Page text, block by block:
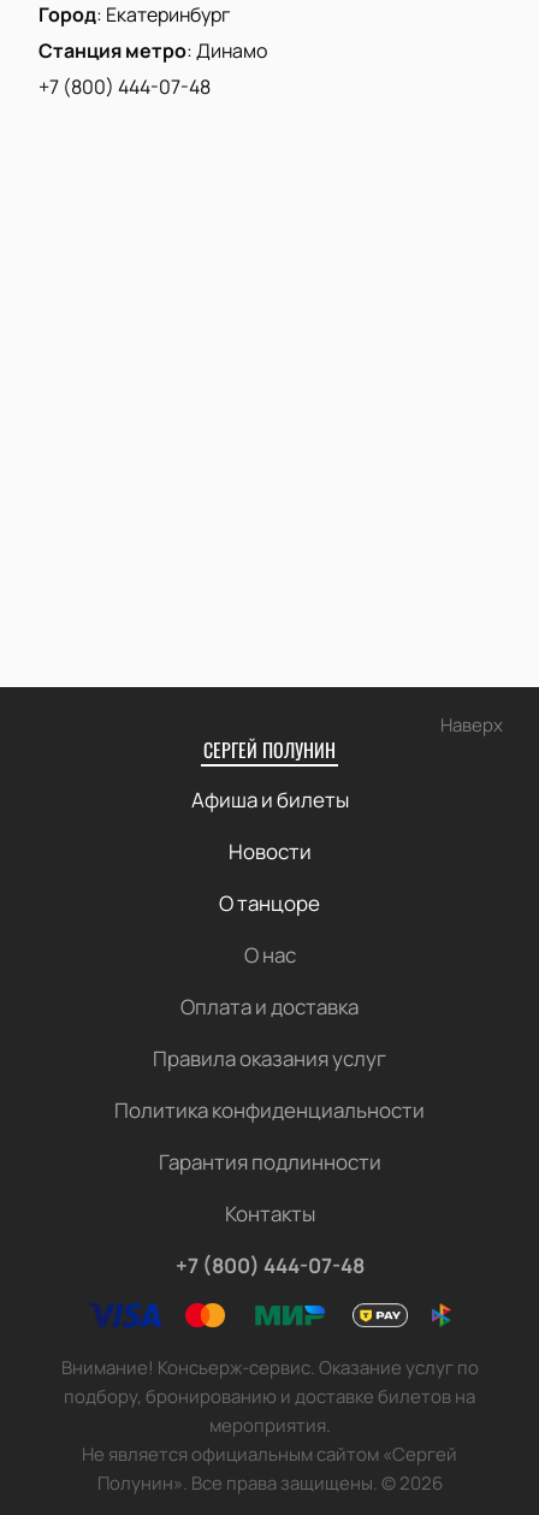
Город: Екатеринбург
Станция метро:Динамо
+7 (800) 444-07-48
Наверх
СЕРГЕЙ ПОЛУНИН
Афиша и билеты
Новости
О танцоре
О нас
Оплата и доставка
Правила оказания услуг
Политика конфиденциальности
Гарантия подлинности
Контакты
+7 (800) 444-07-48
Внимание! Консьерж-сервис. Оказание услуг по
подбору, бронированию и доставке билетов на
мероприятия.
Не является официальным сайтом «Сергей
Полунин». Все права защищены.©2026